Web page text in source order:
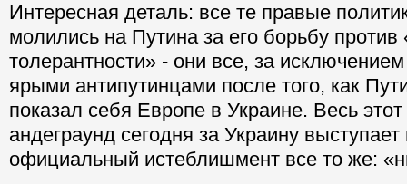
Интересная деталь: все те правые
молились на Путина за его борьбу против
толерантности» - они все, за
ярыми антипутинцами после того, как
показал себя Европе в Украине. Весь
андеграунд сегодня за Украину
официальный истеблишмент все то же: